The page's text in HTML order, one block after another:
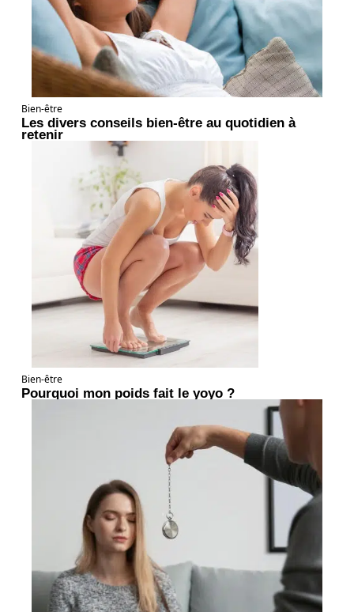
Bien-être
Les divers conseils bien-être au quotidien à
retenir
Bien-être
Pourquoi mon poids fait le yoyo ?